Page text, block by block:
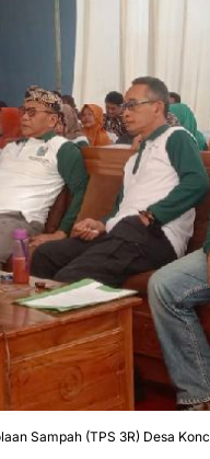
Sampah (TPS 3R) Desa